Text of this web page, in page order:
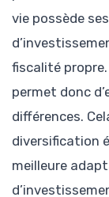
vie possède
fiscalité
permet donc
différences.
diversification
meilleure